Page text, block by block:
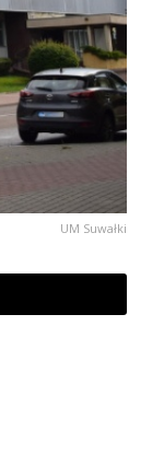
UM Suwałki